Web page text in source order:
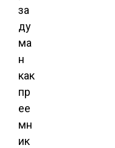
за
ду
ма
н
как
пр
ее
мн
ик